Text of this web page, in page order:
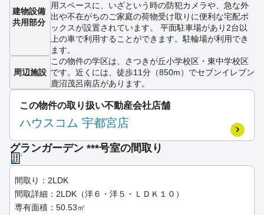
建物設備
共用部分
用スペースに、いざという時の防犯カメラや、急な外
出や不在がちのご家庭の荷物受け取りに便利な宅配ボ
ックスが設置されています。 平面駐車場があり2台以
上の車で利用することができます。駐輪場が利用でき
ます。
周辺施設
この物件の学区は、さつきが丘小学校区・東中学校区
です。近くには、徒歩11分（850m）でセブンイレブン
鹿沼茂呂南店があります。
この物件の取り扱い不動産会社店舗
ハウスコム 宇都宮店
グランガーデン ***号室の間取り
間取り：2LDK
間取詳細：2LDK（洋６・洋５・ＬＤＫ１０）
専有面積：50.53㎡